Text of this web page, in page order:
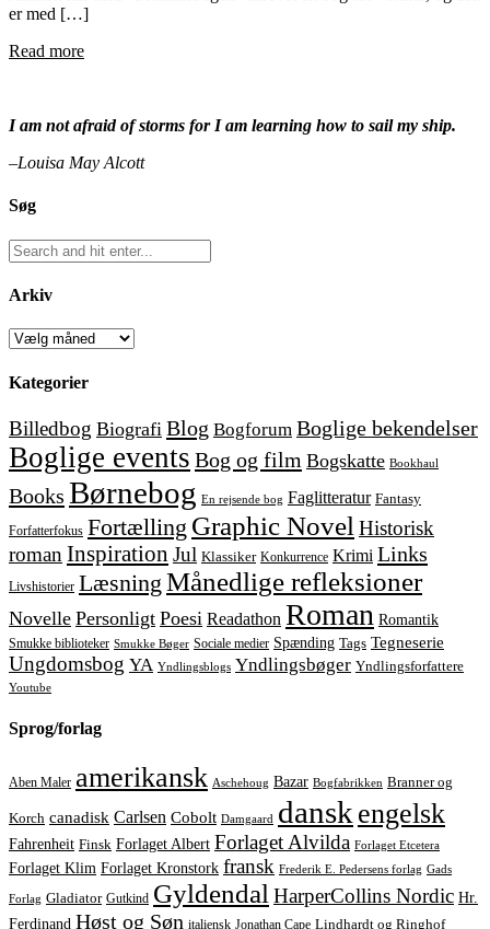
er med […]
Read more
I am not afraid of storms for I am learning how to sail my ship.
–Louisa May Alcott
Søg
Arkiv
Arkiv
Kategorier
Billedbog Biografi Blog Bogforum Boglige bekendelser
Boglige events Bog og film Bogskatte Bookhaul
Books Børnebog En rejsende bog Faglitteratur Fantasy
Forfatterfokus Fortælling Graphic Novel Historisk
roman Inspiration Jul Klassiker Konkurrence Krimi Links
Livshistorier Læsning Månedlige refleksioner
Novelle Personligt Poesi Readathon Roman Romantik
Smukke biblioteker Smukke Bøger Sociale medier Spænding Tags Tegneserie
Ungdomsbog YA Yndlingsblogs Yndlingsbøger Yndlingsforfattere
Youtube
Sprog/forlag
Aben Maler amerikansk Aschehoug Bazar Bogfabrikken Branner og
Korch canadisk Carlsen Cobolt Damgaard dansk engelsk
Fahrenheit Finsk Forlaget Albert Forlaget Alvilda Forlaget Etcetera
Forlaget Klim Forlaget Kronstork fransk Frederik E. Pedersens forlag Gads
Forlag Gladiator Gutkind Gyldendal HarperCollins Nordic Hr.
Ferdinand Høst og Søn italiensk Jonathan Cape Lindhardt og Ringhof